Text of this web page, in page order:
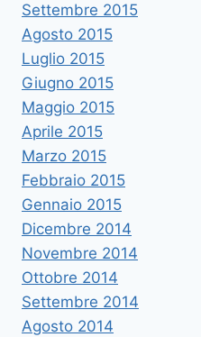
Settembre 2015
Agosto 2015
Luglio 2015
Giugno 2015
Maggio 2015
Aprile 2015
Marzo 2015
Febbraio 2015
Gennaio 2015
Dicembre 2014
Novembre 2014
Ottobre 2014
Settembre 2014
Agosto 2014